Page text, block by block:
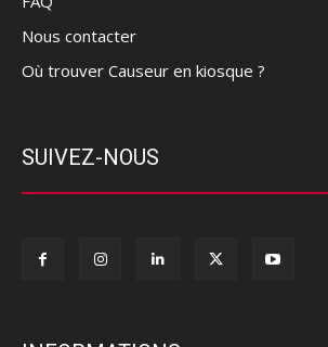
Nous contacter
Où trouver Causeur en kiosque ?
SUIVEZ-NOUS